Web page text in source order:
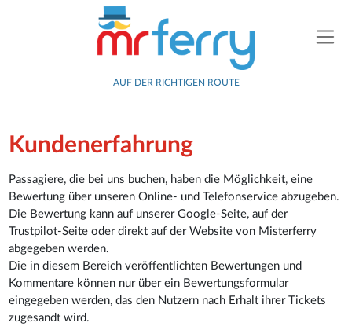
AUF DER RICHTIGEN ROUTE
Kundenerfahrung
Passagiere, die bei uns buchen, haben die Möglichkeit, eine
Bewertung über unseren Online- und Telefonservice abzugeben.
Die Bewertung kann auf unserer Google-Seite, auf der
Trustpilot-Seite oder direkt auf der Website von Misterferry
abgegeben werden.
Die in diesem Bereich veröffentlichten Bewertungen und
Kommentare können nur über ein Bewertungsformular
eingegeben werden, das den Nutzern nach Erhalt ihrer Tickets
zugesandt wird.